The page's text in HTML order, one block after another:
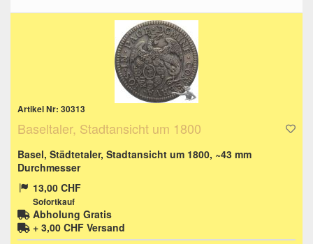
Artikel Nr: 30313
Baseltaler, Stadtansicht um 1800
Basel, Städtetaler, Stadtansicht um 1800, ~43 mm
Durchmesser
13,00 CHF
Sofortkauf
Abholung Gratis
+ 3,00 CHF Versand